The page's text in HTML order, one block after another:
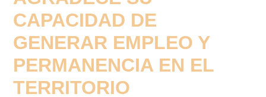
CAPACIDAD DE
GENERAR EMPLEO Y
PERMANENCIA EN EL
TERRITORIO